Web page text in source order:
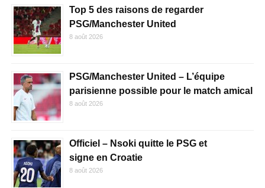
Top 5 des raisons de regarder
PSG/Manchester United
8 août 2026
PSG/Manchester United – L’équipe
parisienne possible pour le match amical
8 août 2026
Officiel – Nsoki quitte le PSG et
signe en Croatie
8 août 2026